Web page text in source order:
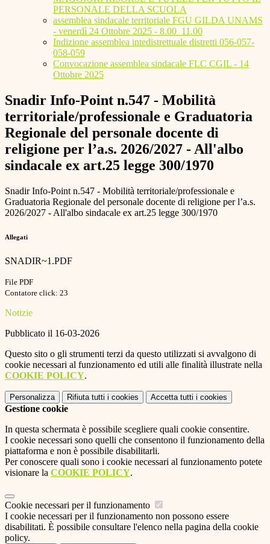
PERSONALE DELLA SCUOLA
assemblea sindacale territoriale FGU GILDA UNAMS
- venerdì 24 Ottobre 2025 - 8.00_11.00
Indizione assemblea intedistrettuale distretti 056-057-
058-059
Convocazione assemblea sindacale FLC CGIL - 14
Ottobre 2025
Snadir Info-Point n.547 - Mobilità
territoriale/professionale e Graduatoria
Regionale del personale docente di
religione per l’a.s. 2026/2027 - All'albo
sindacale ex art.25 legge 300/1970
Snadir Info-Point n.547 - Mobilità territoriale/professionale e
Graduatoria Regionale del personale docente di religione per l’a.s.
2026/2027 - All'albo sindacale ex art.25 legge 300/1970
Allegati
SNADIR~1.PDF
File PDF
Contatore click: 23
Notizie
Pubblicato il 16-03-2026
Questo sito o gli strumenti terzi da questo utilizzati si avvalgono di
cookie necessari al funzionamento ed utili alle finalità illustrate nella
COOKIE POLICY.
Personalizza Rifiuta tutti i cookies Accetta tutti i cookies
Gestione cookie
In questa schermata è possibile scegliere quali cookie consentire.
I cookie necessari sono quelli che consentono il funzionamento della
piattaforma e non è possibile disabilitarli.
Per conoscere quali sono i cookie necessari al funzionamento potete
visionare la COOKIE POLICY.
Cookie necessari per il funzionamento
I cookie necessari per il funzionamento non possono essere
disabilitati. È possibile consultare l'elenco nella pagina della cookie
policy.